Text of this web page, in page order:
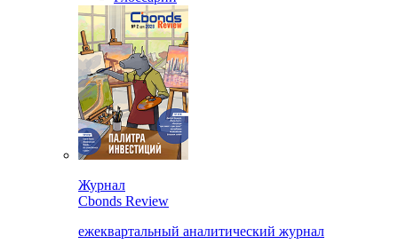
Журнал
Cbonds Review
ежеквартальный аналитический журнал